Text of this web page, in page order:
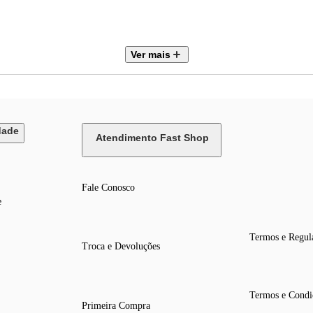
Quente/Frio 220V Monofásico
Ver mais
Atendimento Fast Shop
Fale Conosco
Troca e Devoluções
Primeira Compra
Termos e
Termos e